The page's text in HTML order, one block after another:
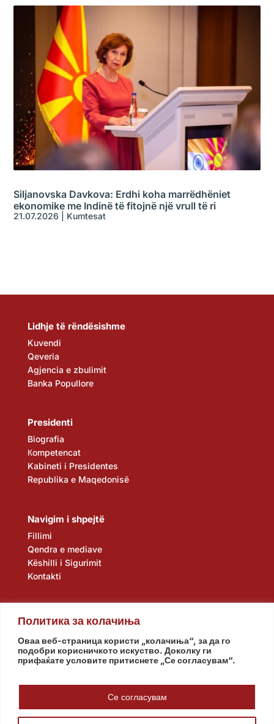
Политика за колачиња
Оваа веб-страница користи „колачиња“, за да го
подобри корисничкото искуство. Доколку ги
прифаќате условите притиснете „Се согласувам“.
Се согласувам
Siljanovska Davkova: Erdhi koha marrëdhëniet
ekonomike me Indinë të fitojnë një vrull të ri
21.07.2026 Kumtesat
Lidhje të rëndësishme
Kuvendi
Qeveria
Agjencia e zbulimit
Banka Popullore
Presidenti
Biografia
Кompetencat
Kabineti i Presidentes
Republika e Maqedonisë
Navigim i shpejtë
Fillimi
Qendra e mediave
Këshilli i Sigurimit
Kontakti